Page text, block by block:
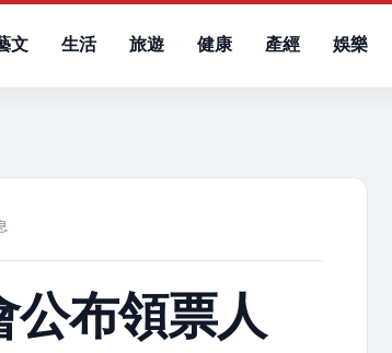
文 生活 旅遊 健康 產經 娛樂
布領票人